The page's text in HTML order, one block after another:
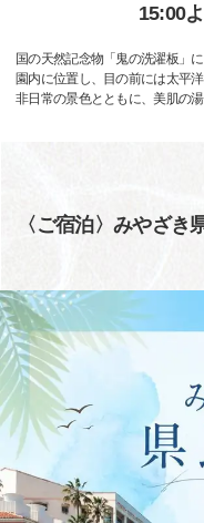
15:00
国の天然記念物「鬼の洗濯板」
園内に位置し、目の前には太平洋
非日常の景色とともに、美肌の湯
〈ご宿泊〉みやざき